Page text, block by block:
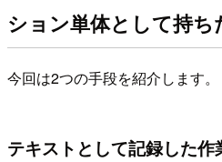
ション単体として持ち
今回は2つの手段を紹介します。
テキストとして記録した